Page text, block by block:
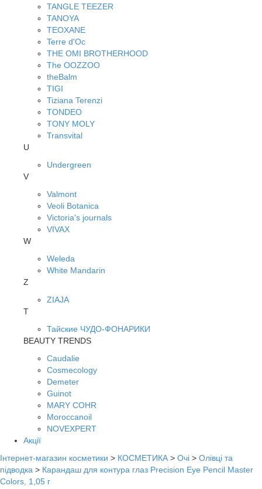
TANGLE TEEZER
TANOYA
TEOXANE
Terre d'Oc
THE OMI BROTHERHOOD
The OOZZOO
theBalm
TIGI
Tiziana Terenzi
TONDEO
TONY MOLY
Transvital
U
Undergreen
V
Valmont
Veoli Botanica
Victoria's journals
VIVAX
W
Weleda
White Mandarin
Z
ZIAJA
Т
Тайские ЧУДО-ФОНАРИКИ
BEAUTY TRENDS
Caudalie
Cosmecology
Demeter
Guinot
MARY COHR
Moroccanoil
NOVEXPERT
Акції
Інтернет-магазин косметики > КОСМЕТИКА > Очі > Олівці та
підводка > Карандаш для контура глаз Precision Eye Pencil Master
Colors, 1,05 г